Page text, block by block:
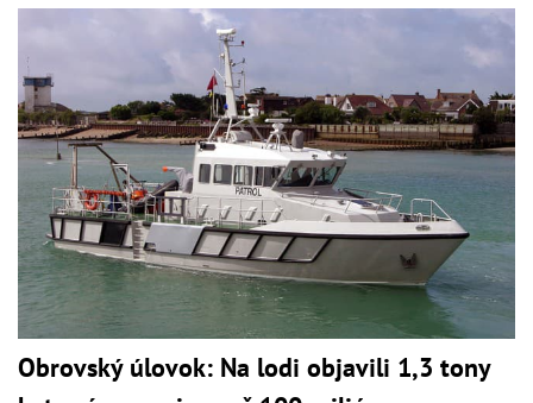
Obrovský úlovok: Na lodi objavili 1,3 tony